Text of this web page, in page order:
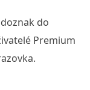
do
Premium